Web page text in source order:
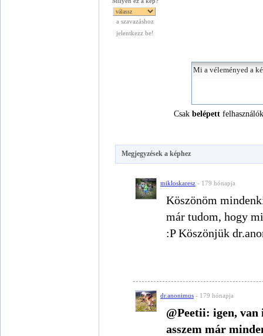
a szavazáshoz
jelentkezz be!
Csakbelépett
Megjegyzések a képhez
mikloskaresz - 179 hónapja
Köszönöm
már tudom, hogy
:P Köszönjük
dr.anonimus - 179 hónapja
@Peetii: igen, van
asszem már